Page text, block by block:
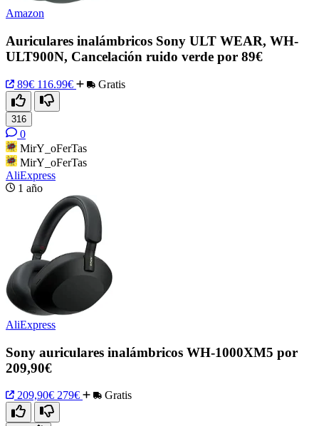
Amazon
Auriculares inalámbricos Sony ULT WEAR, WH-
ULT900N, Cancelación ruido verde por 89€
89€ 116.99€ Gratis
316
0
MirY_oFerTas
MirY_oFerTas
AliExpress
1 año
AliExpress
Sony auriculares inalámbricos WH-1000XM5 por
209,90€
209,90€ 279€ Gratis